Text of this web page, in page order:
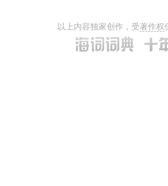
以上内容独家创作，受著作权